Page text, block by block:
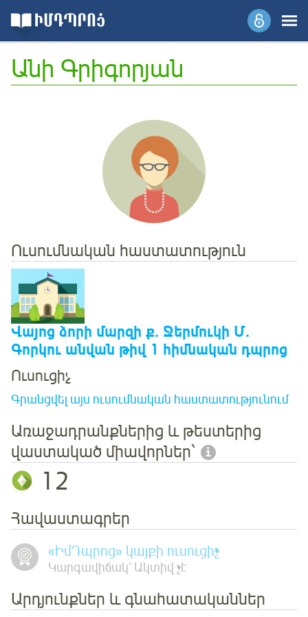
Անի Գրիգորյան
Ուսումնական հաստատություն
Վայոց ձորի մարզի ք. Ջերմուկի Մ.
Գորկու անվան թիվ 1 հիմնական դպրոց
Ուսուցիչ
Գրանցվել այս ուսումնական հաստատությունում
Առաջադրանքներից և թեստերից
վաստակած միավորներ՝
12
Հավաստագրեր
«ԻմԴպրոց» կայքի ուսուցիչ
Կարգավիճակ՝ Ակտիվ չէ
Արդյունքներ և գնահատականներ